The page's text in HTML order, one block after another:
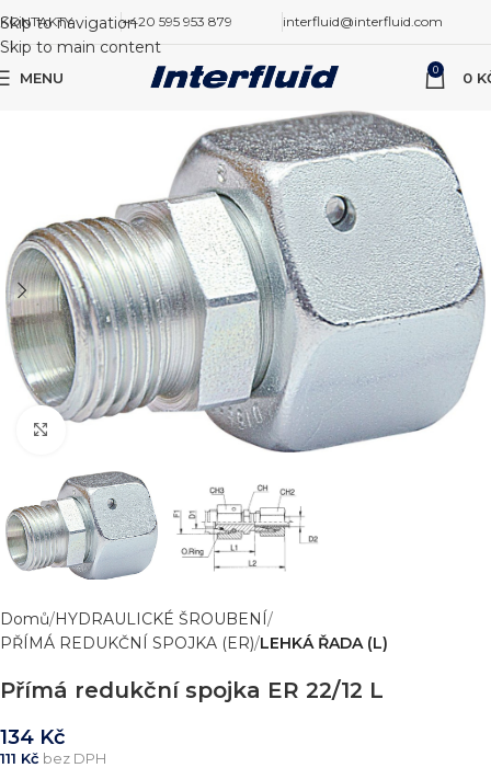
Skip to navigation
Skip to main content
KONTAKTY +420 595 953 879 interfluid@interfluid.com
MENU 0 0
Domů HYDRAULICKÉ ŠROUBENÍ
PŘÍMÁ REDUKČNÍ SPOJKA (ER) LEHKÁ ŘADA (L)
Přímá redukční spojka ER 22/12 L
134 Kč
111 Kč bez DPH